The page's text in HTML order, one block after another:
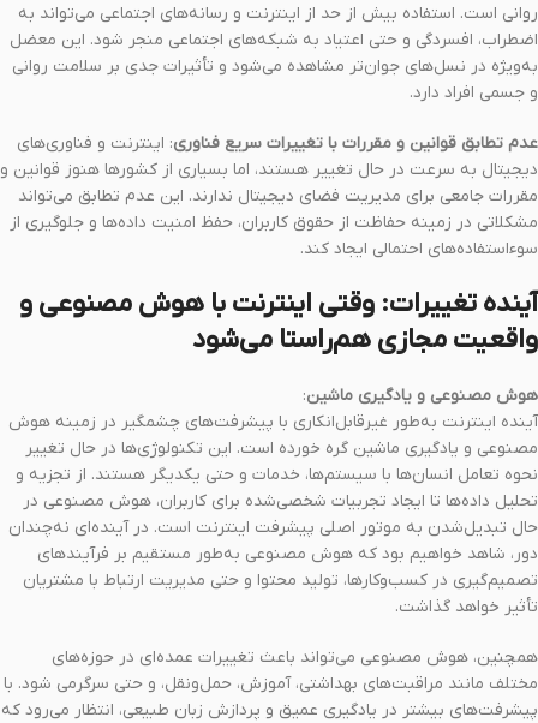
روانی است. استفاده بیش از حد از اینترنت و رسانه‌های اجتماعی می‌تواند به
اضطراب، افسردگی و حتی اعتیاد به شبکه‌های اجتماعی منجر شود. این معضل
به‌ویژه در نسل‌های جوان‌تر مشاهده می‌شود و تأثیرات جدی بر سلامت روانی
و جسمی افراد دارد.
عدم تطابق قوانین و مقررات با تغییرات سریع فناوری: اینترنت و فناوری‌های
دیجیتال به سرعت در حال تغییر هستند، اما بسیاری از کشورها هنوز قوانین و
مقررات جامعی برای مدیریت فضای دیجیتال ندارند. این عدم تطابق می‌تواند
مشکلاتی در زمینه حفاظت از حقوق کاربران، حفظ امنیت داده‌ها و جلوگیری از
سوءاستفاده‌های احتمالی ایجاد کند.
آینده تغییرات: وقتی اینترنت با هوش مصنوعی و
واقعیت مجازی هم‌راستا می‌شود
هوش مصنوعی و یادگیری ماشین:
آینده اینترنت به‌طور غیرقابل‌انکاری با پیشرفت‌های چشمگیر در زمینه هوش
مصنوعی و یادگیری ماشین گره خورده است. این تکنولوژی‌ها در حال تغییر
نحوه تعامل انسان‌ها با سیستم‌ها، خدمات و حتی یکدیگر هستند. از تجزیه و
تحلیل داده‌ها تا ایجاد تجربیات شخصی‌شده برای کاربران، هوش مصنوعی در
حال تبدیل‌شدن به موتور اصلی پیشرفت اینترنت است. در آینده‌ای نه‌چندان
دور، شاهد خواهیم بود که هوش مصنوعی به‌طور مستقیم بر فرآیندهای
تصمیم‌گیری در کسب‌وکارها، تولید محتوا و حتی مدیریت ارتباط با مشتریان
تأثیر خواهد گذاشت.
همچنین، هوش مصنوعی می‌تواند باعث تغییرات عمده‌ای در حوزه‌های
مختلف مانند مراقبت‌های بهداشتی، آموزش، حمل‌ونقل، و حتی سرگرمی شود. با
پیشرفت‌های بیشتر در یادگیری عمیق و پردازش زبان طبیعی، انتظار می‌رود که